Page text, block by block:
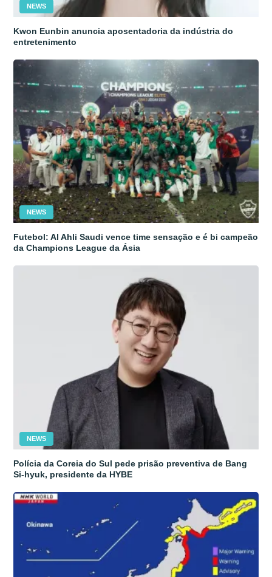
NEWS
Kwon Eunbin anuncia aposentadoria da indústria do
entretenimento
NEWS
Futebol: Al Ahli Saudi vence time sensação e é bi campeão
da Champions League da Ásia
NEWS
Polícia da Coreia do Sul pede prisão preventiva de Bang
Si-hyuk, presidente da HYBE